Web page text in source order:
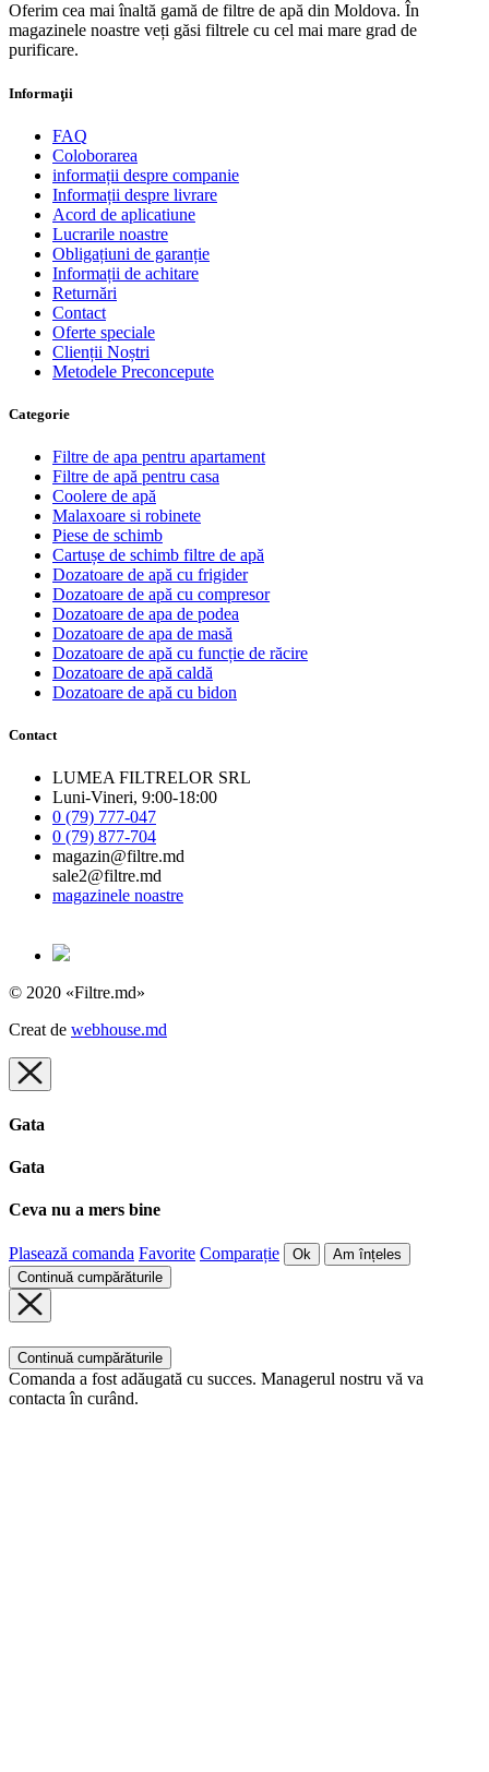
Oferim cea mai înaltă gamă de filtre de apă din Moldova. În
magazinele noastre veți găsi filtrele cu cel mai mare grad de
purificare.
Informaţii
FAQ
Coloborarea
informații despre companie
Informații despre livrare
Acord de aplicatiune
Lucrarile noastre
Obligațiuni de garanție
Informații de achitare
Returnări
Contact
Oferte speciale
Clienții Noștri
Metodele Preconcepute
Сategorie
Filtre de apa pentru apartament
Filtre de apă pentru casa
Coolere de apă
Malaxoare si robinete
Piese de schimb
Cartușe de schimb filtre de apă
Dozatoare de apă cu frigider
Dozatoare de apă cu compresor
Dozatoare de apa de podea
Dozatoare de apa de masă
Dozatoare de apă cu funcție de răcire
Dozatoare de apă caldă
Dozatoare de apă cu bidon
Contact
LUMEA FILTRELOR SRL
Luni-Vineri, 9:00-18:00
0 (79) 777-047
0 (79) 877-704
magazin@filtre.md
sale2@filtre.md
magazinele noastre
© 2020 «Filtre.md»
Creat de webhouse.md
Gata
Gata
Ceva nu a mers bine
Plasează comanda Favorite Comparație Ok
Am înțeles
Continuă cumpărăturile
Continuă cumpărăturile
Comanda a fost adăugată cu succes. Managerul nostru vă va
contacta în curând.